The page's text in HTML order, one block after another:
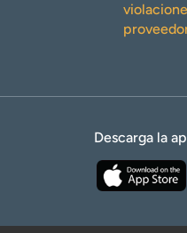
Descarga la